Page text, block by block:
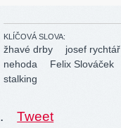
KLÍČOVÁ SLOVA:
žhavé drby josef rychtář
nehoda
Felix Slováček
stalking
. Tweet